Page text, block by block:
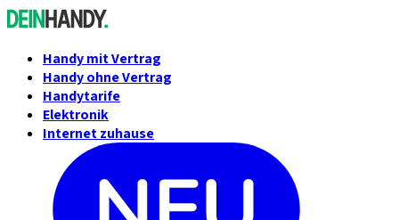
Handy mit Vertrag
Handy ohne Vertrag
Handytarife
Elektronik
Internet zuhause